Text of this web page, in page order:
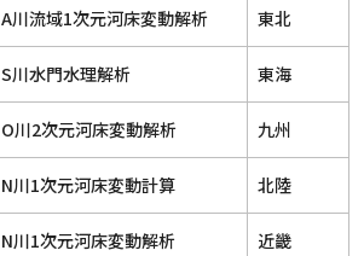
A川流域1次元河床変動解析 東北
S川水門水理解析 東海
O川2次元河床変動解析 九州
N川1次元河床変動計算 北陸
N川1次元河床変動解析 近畿